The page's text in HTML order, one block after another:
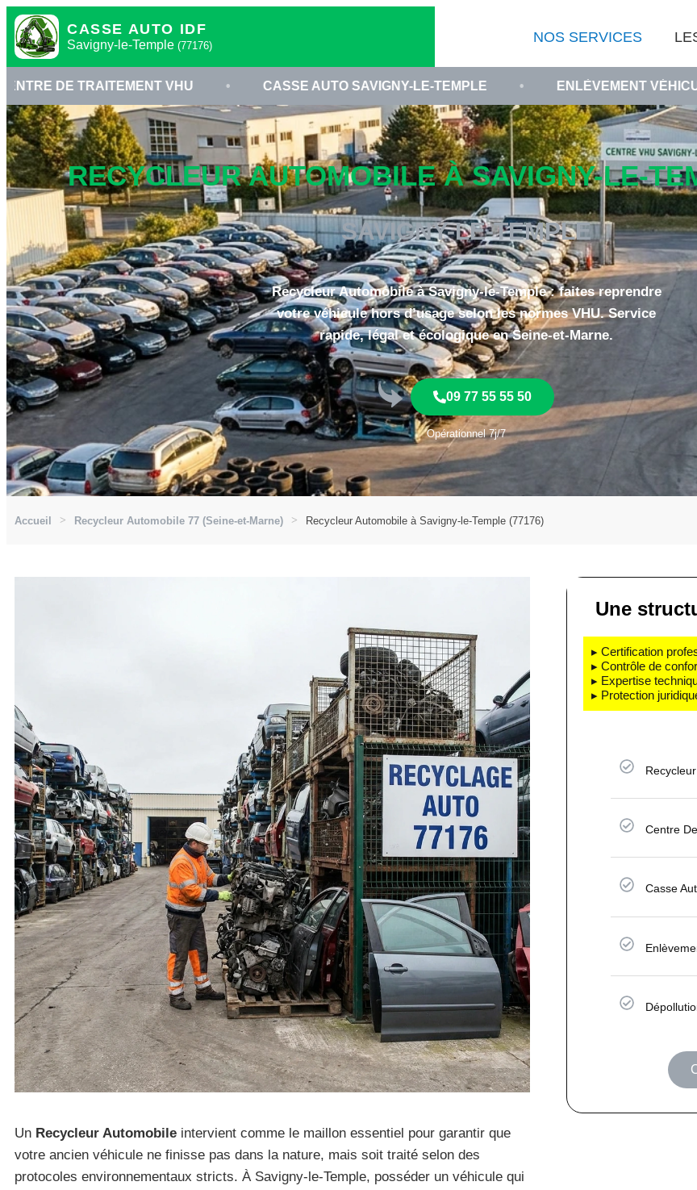
CASSE AUTO IDF
Savigny-le-Temple (77176)
NOS SERVICES
VHU • CASSE AUTO SAVIGNY-LE-TEMPLE • ENLÈVEMENT VÉHICULE HORS
RECYCLEUR AUTOMOBILE À SAVIGNY-LE-
SAVIGNY-LE-TEMPLE
Recycleur Automobile à Savigny-le-Temple : faites reprendre
votre véhicule hors d’usage selon les normes VHU. Service
rapide, légal et écologique en Seine-et-Marne.
09 77 55 55 50
Opérationnel 7j/7
Accueil Recycleur Automobile 77 (Seine-et-Marne) Recycleur Automobile à Savigny-le-Temple (77176)
Un Recycleur Automobile intervient comme le maillon essentiel pour garantir que
votre ancien véhicule ne finisse pas dans la nature, mais soit traité selon des
protocoles environnementaux stricts. À Savigny-le-Temple, posséder un véhicule qui
Une
▸ Certification
▸ Contrôle de
▸ Expertise
▸ Protection
Centre
Casse